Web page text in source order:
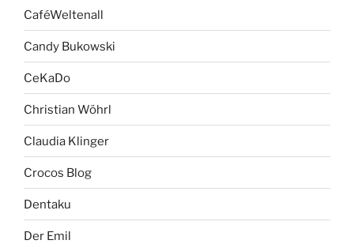
CaféWeltenall
Candy Bukowski
CeKaDo
Christian Wöhrl
Claudia Klinger
Crocos Blog
Dentaku
Der Emil